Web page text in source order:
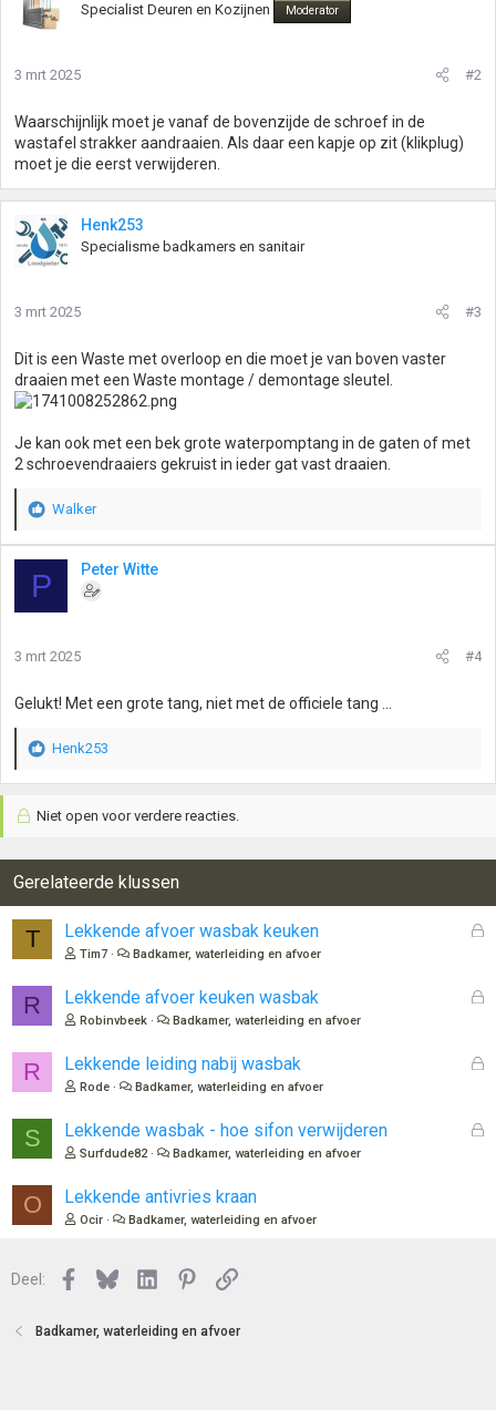
Specialist Deuren en Kozijnen Moderator
3 mrt 2025 #2
Waarschijnlijk moet je vanaf de bovenzijde de schroef in de
wastafel strakker aandraaien. Als daar een kapje op zit (klikplug)
moet je die eerst verwijderen.
Henk253
Specialisme badkamers en sanitair
3 mrt 2025 #3
Dit is een Waste met overloop en die moet je van boven vaster
draaien met een Waste montage / demontage sleutel.
Je kan ook met een bek grote waterpomptang in de gaten of met
2 schroevendraaiers gekruist in ieder gat vast draaien.
W
a
d
e
i
g
:
Walker
P Peter Witte
3 mrt 2025 #4
Gelukt! Met een grote tang, niet met de officiele tang ...
W
r
e
r
n
g
e
:
Henk253
Niet open voor verdere reacties.
Gerelateerde klussen
T
G
n
Lekkende afvoer wasbak keuken
Tim7 Badkamer, waterleiding en afvoer
R
G
n
Lekkende afvoer keuken wasbak
Robinvbeek Badkamer, waterleiding en afvoer
R
G
Lekkende leiding nabij wasbak
Rode Badkamer, waterleiding en afvoer
S
G
Lekkende wasbak - hoe sifon verwijderen
Surfdude82 Badkamer, waterleiding en afvoer
O Lekkende antivries kraan
Ocir Badkamer, waterleiding en afvoer
Deel: Facebook
BlueskyLinkedInPinterest
Link
Badkamer, waterleiding en afvoer